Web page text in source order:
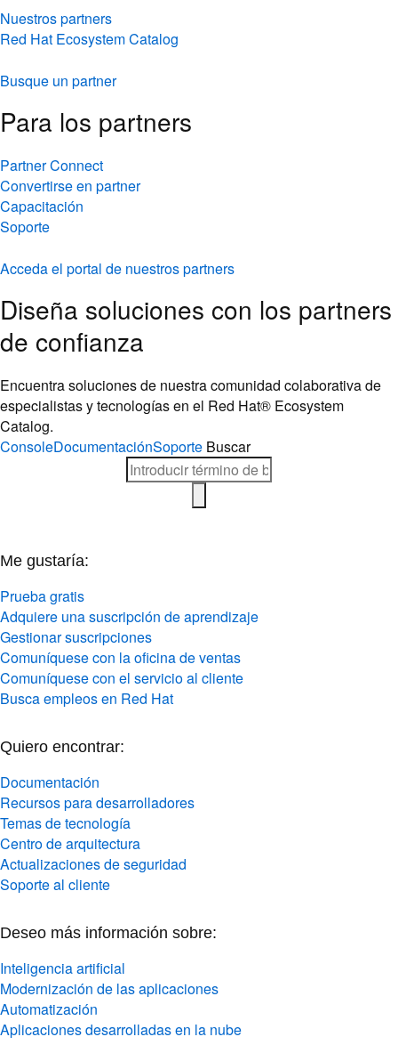
Nuestros partners
Red Hat Ecosystem Catalog
Busque un partner
Para los partners
Partner Connect
Convertirse en partner
Capacitación
Soporte
Acceda el portal de nuestros partners
Diseña soluciones con los partners
de confianza
Encuentra soluciones de nuestra comunidad colaborativa de
especialistas y tecnologías en el Red Hat® Ecosystem
Catalog.
ConsoleDocumentaciónSoporte Buscar
Me gustaría:
Prueba gratis
Adquiere una suscripción de aprendizaje
Gestionar suscripciones
Comuníquese con la oficina de ventas
Comuníquese con el servicio al cliente
Busca empleos en Red Hat
Quiero encontrar:
Documentación
Recursos para desarrolladores
Temas de tecnología
Centro de arquitectura
Actualizaciones de seguridad
Soporte al cliente
Deseo más información sobre:
Inteligencia artificial
Modernización de las aplicaciones
Automatización
Aplicaciones desarrolladas en la nube